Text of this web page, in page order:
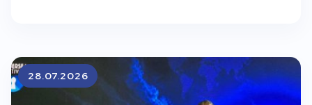
28.07.2026